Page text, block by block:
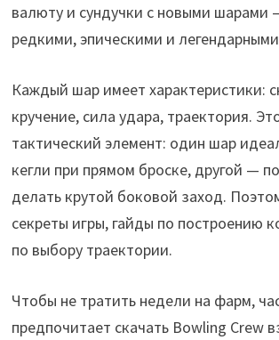
валюту и сундучки с новыми
редкими, эпическими и
Каждый шар имеет характеристики:
кручение, сила удара, траектория.
тактический элемент: один шар
кегли при прямом броске, другой —
делать крутой боковой заход.
секреты игры, гайды по построению
по выбору траектории.
Чтобы не тратить недели на фарм,
предпочитает скачать Bowling Crew